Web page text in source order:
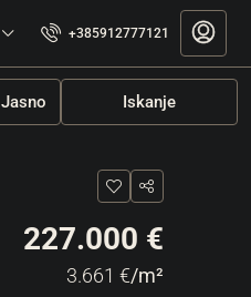
+385912777121
Jasno Iskanje
227.000 €
3.661 €/m²